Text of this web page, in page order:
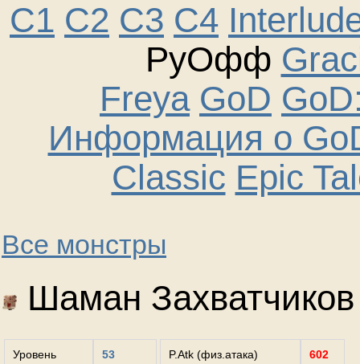
C1 C2 C3 C4
РуОфф
Freya GoD
Информация о
Classic Epic
Все монстры
Шаман
Уровень 53 P.Atk (физ.атака) 602